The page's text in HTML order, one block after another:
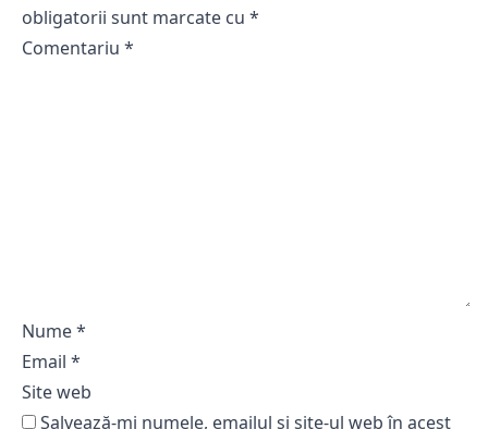
obligatorii sunt marcate cu *
Comentariu *
Nume*
Email *
Site web
Salvează-mi numele, emailul și site-ul web în acest